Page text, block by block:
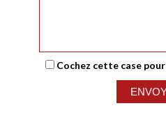
Cochez cette case